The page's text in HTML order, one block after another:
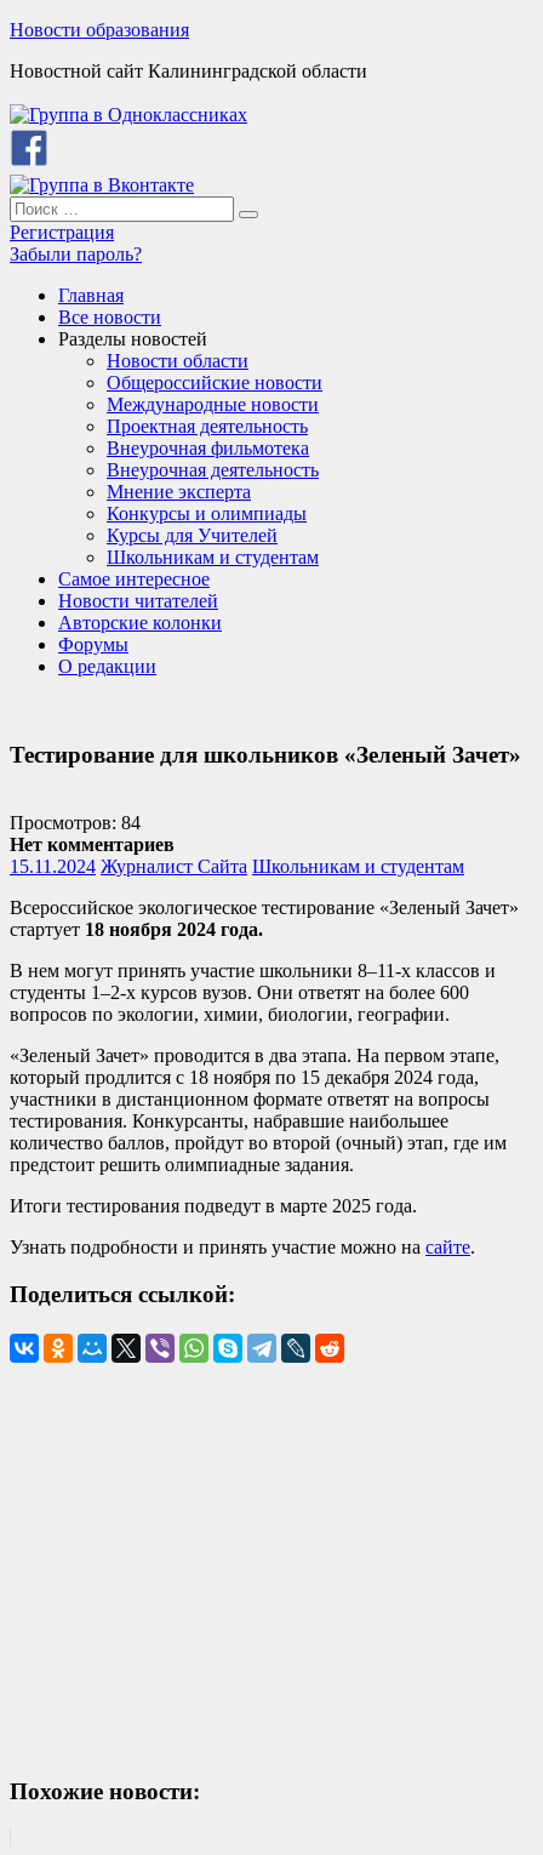
Skip
content
Новости образования
Новостной сайт Калининградской области
Search
for:
Search
Регистрация
Забыли пароль?
Главная
Все новости
Разделы новостей
Новости области
Общероссийские новости
Международные новости
Проектная деятельность
Внеурочная фильмотека
Внеурочная деятельность
Мнение эксперта
Конкурсы и олимпиады
Курсы для Учителей
Школьникам и студентам
Самое интересное
Новости читателей
Авторские колонки
Форумы
О редакции
Тестирование для школьников «Зеленый Зачет»
Просмотров: 84
Нет комментариев
15.11.2024 Журналист Сайта Школьникам и студентам
Всероссийское экологическое тестирование «Зеленый Зачет»
стартует 18 ноября 2024 года.
В нем могут принять участие школьники 8–11-х классов и
студенты 1–2-х курсов вузов. Они ответят на более 600
вопросов по экологии, химии, биологии, географии.
«Зеленый Зачет» проводится в два этапа. На первом этапе,
который продлится с 18 ноября по 15 декабря 2024 года,
участники в дистанционном формате ответят на вопросы
тестирования. Конкурсанты, набравшие наибольшее
количество баллов, пройдут во второй (очный) этап, где им
предстоит решить олимпиадные задания.
Итоги тестирования подведут в марте 2025 года.
Узнать подробности и принять участие можно на сайте.
Поделиться ссылкой:
Похожие новости: